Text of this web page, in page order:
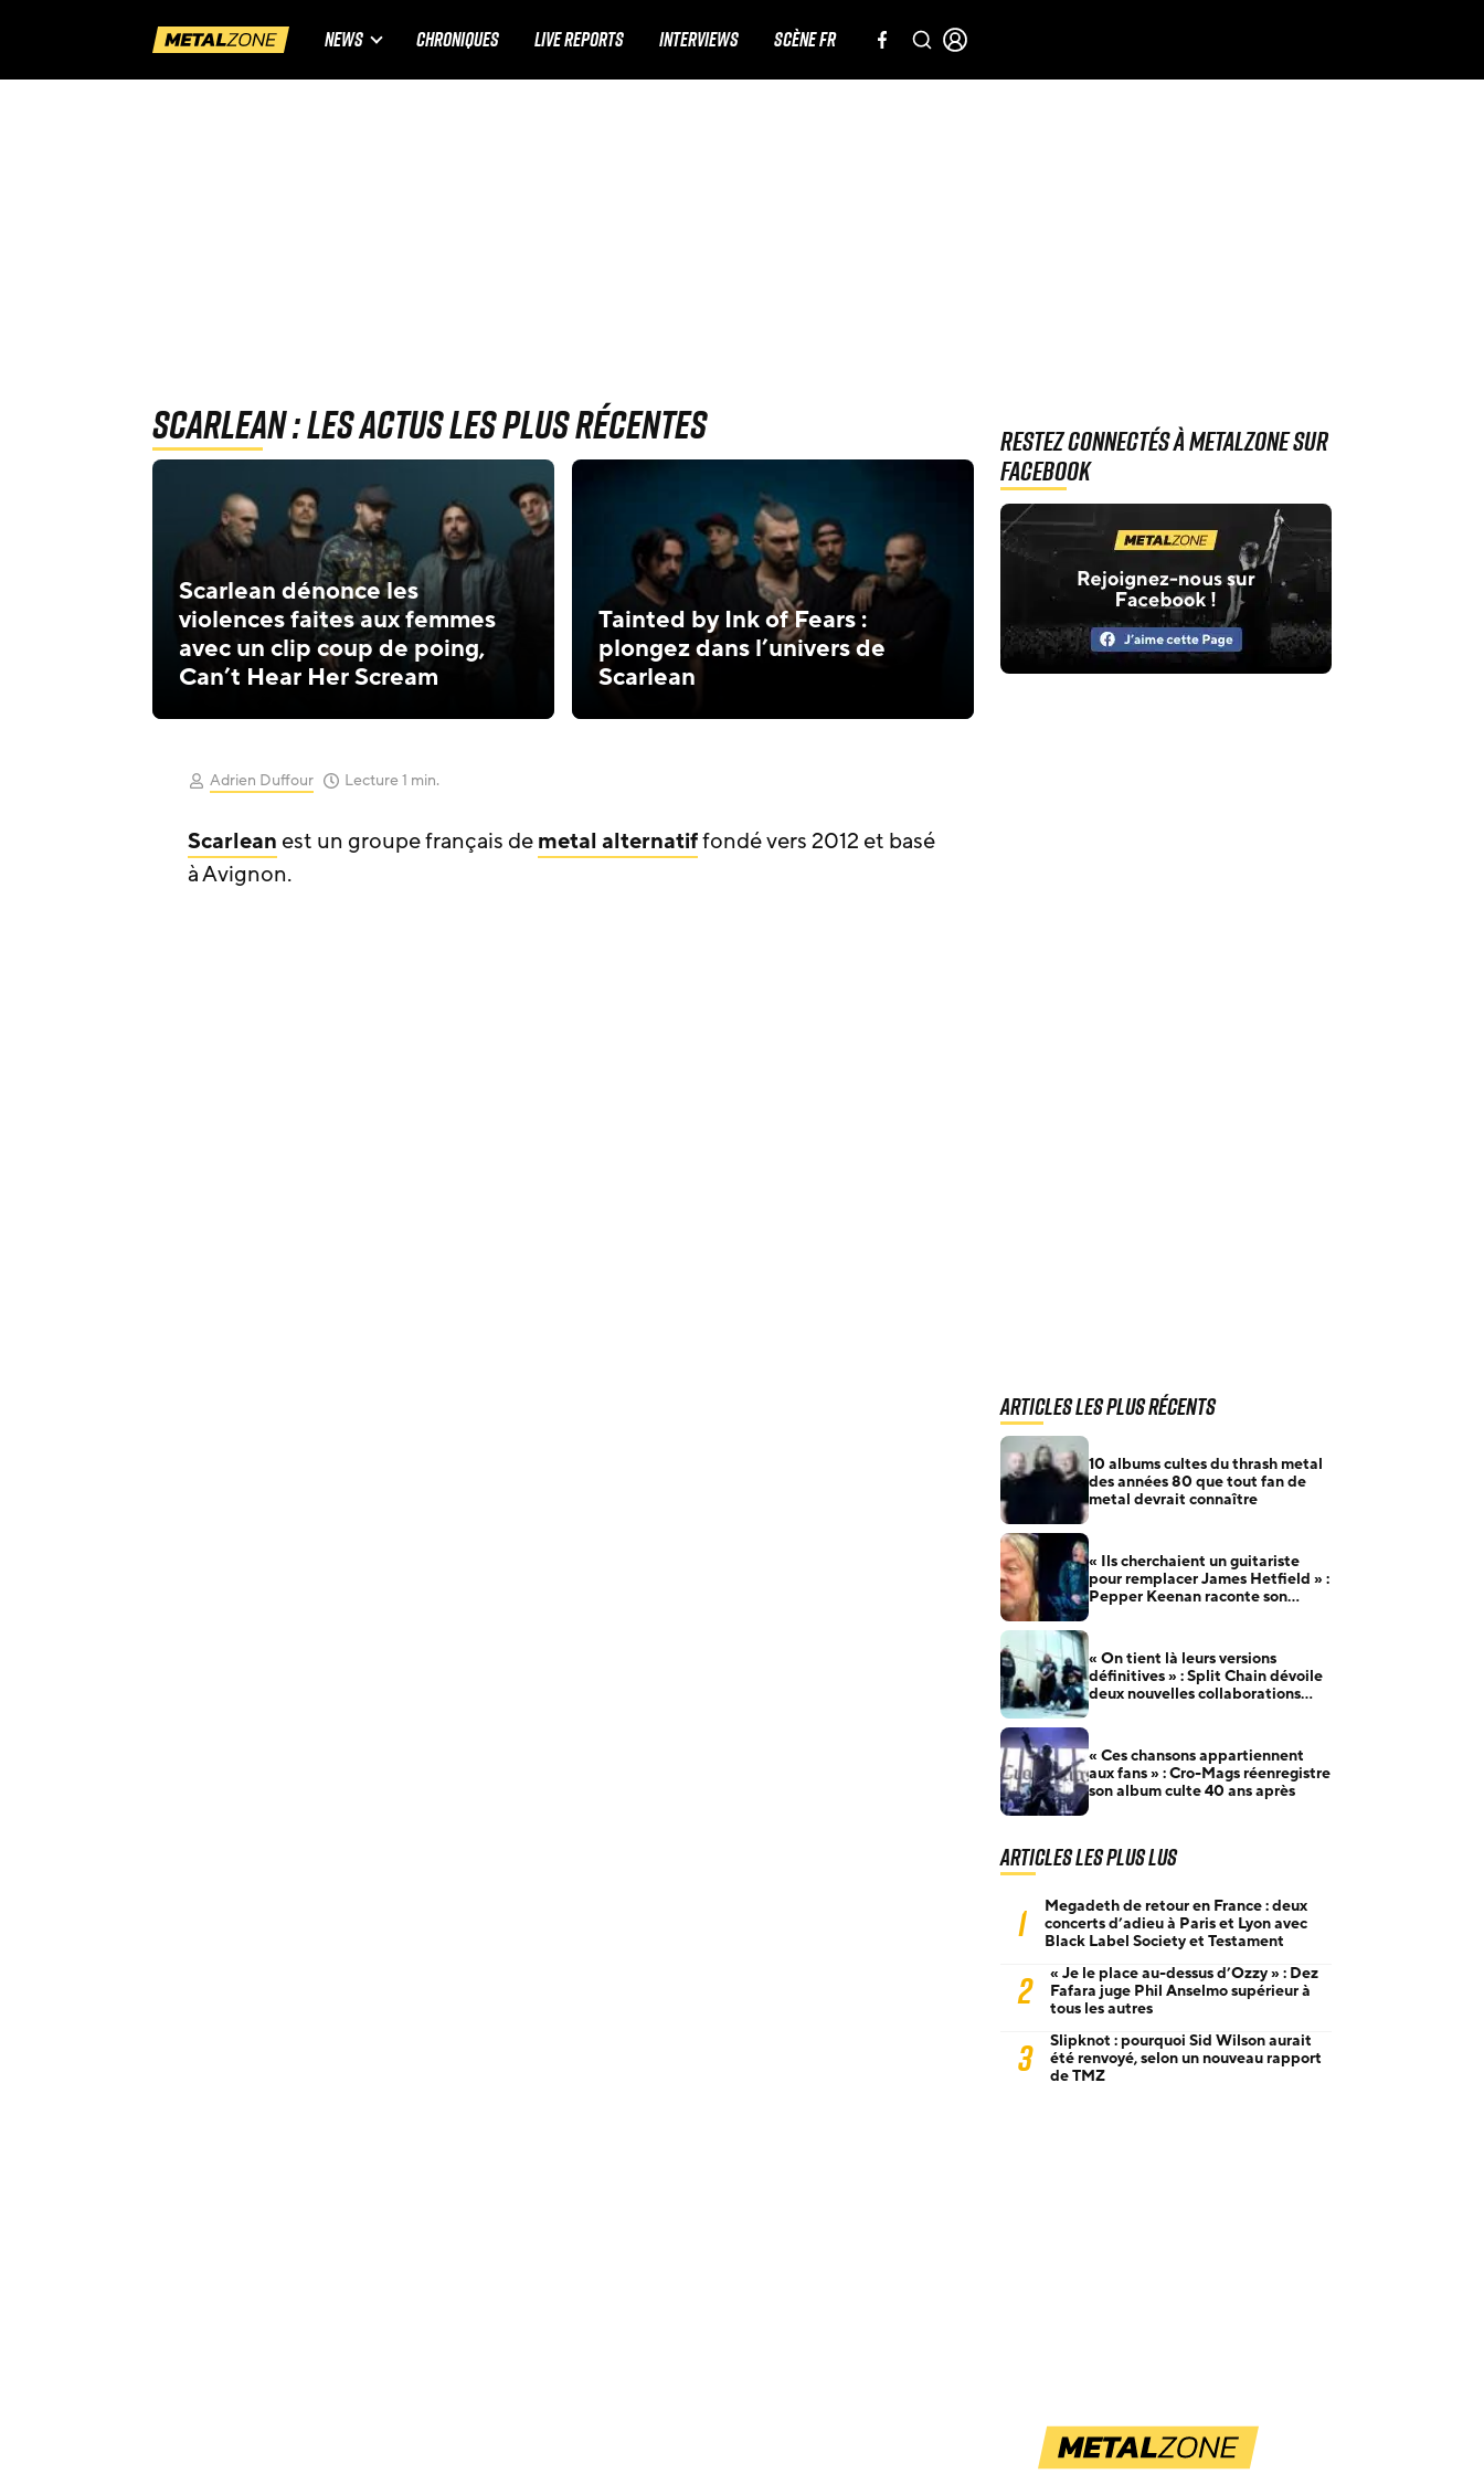
NEWS CHRONIQUES LIVE REPORTS INTERVIEWS SCÈNE FR
Adrien Duffour Lecture 1 min.
Scarlean est un groupe français demetal alternatiffondé vers 2012 et basé
à Avignon.
Scarlean : Les actus les plus récentes
Scarlean dénonce les
violences faites aux femmes
avec un clip coup de poing,
Can’t Hear Her Scream
Tainted by Ink of Fears :
plongez dans l’univers de
Scarlean
Restez connectés à MetalZone sur
Facebook
Articles les plus récents
10 albums cultes du thrash metal
des années 80 que tout fan de
metal devrait connaître
« Ils cherchaient un guitariste
pour remplacer James Hetfield » :
Pepper Keenan raconte son
« On tient là leurs versions
définitives » : Split Chain dévoile
deux nouvelles collaborations
« Ces chansons appartiennent
aux fans » : Cro-Mags réenregistre
son album culte 40 ans après
Articles les plus lus
1
Megadeth de retour en France : deux
concerts d’adieu à Paris et Lyon avec
Black Label Society et Testament
2
« Je le place au-dessus d’Ozzy » : Dez
Fafara juge Phil Anselmo supérieur à
tous les autres
3
Slipknot : pourquoi Sid Wilson aurait
été renvoyé, selon un nouveau rapport
de TMZ